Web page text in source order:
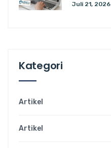
Juli 21, 2026
Kategori
Artikel
Artikel